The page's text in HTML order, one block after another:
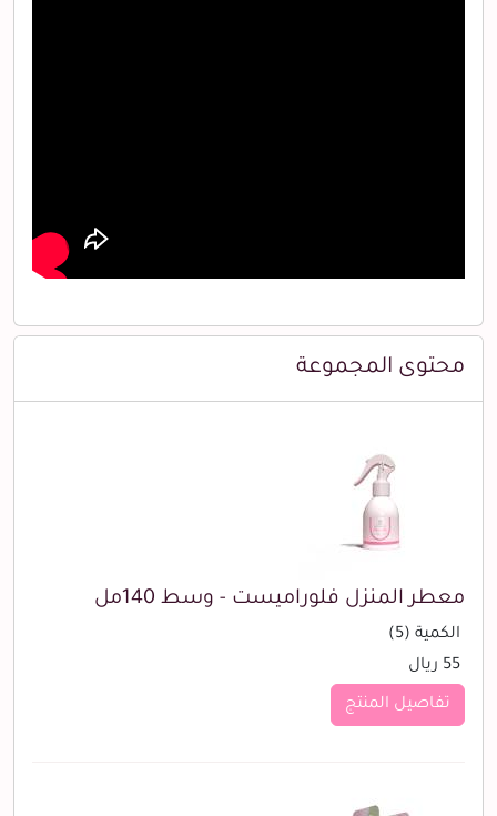
محتوى المجموعة
معطر المنزل فلوراميست - وسط 140مل
الكمية (5)
55 ريال
تفاصيل المنتج